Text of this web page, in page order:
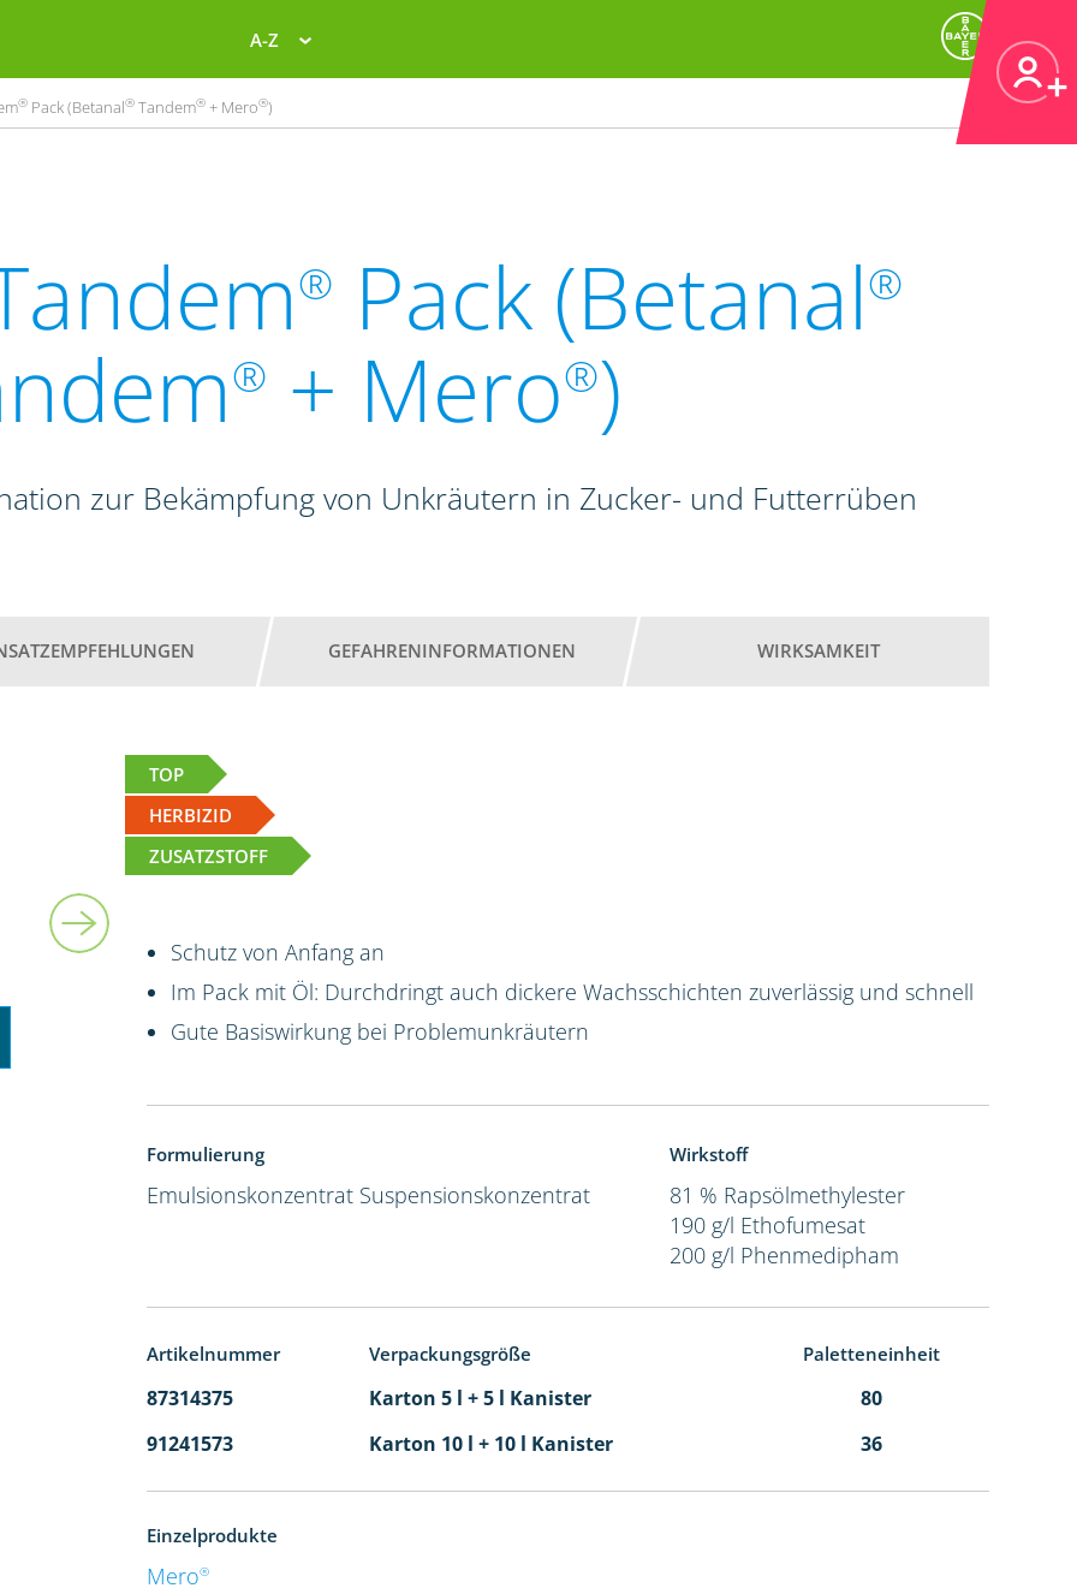
A-Z
® Pack (Betanal® Tandem® + Mero®)
® Pack (Betanal®
® + Mero®)
zur Bekämpfung von Unkräutern in Zucker- und Futterrüben
GEFAHRENINFORMATIONEN WIRKSAMKEIT
TOP
HERBIZID
ZUSATZSTOFF
Schutz von Anfang an
Im Pack mit Öl: Durchdringt auch dickere Wachsschichten zuverlässig und schnell
Gute Basiswirkung bei Problemunkräutern
Formulierung
Emulsionskonzentrat Suspensionskonzentrat
Wirkstoff
81 % Rapsölmethylester
190 g/l Ethofumesat
200 g/l Phenmedipham
Artikelnummer Verpackungsgröße Paletteneinheit
87314375 Karton 5 l + 5 l Kanister
80
91241573
Karton 10 l + 10 l Kanister 36
Einzelprodukte
Mero®